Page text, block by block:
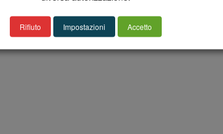
Rifiuto Impostazioni Accetto